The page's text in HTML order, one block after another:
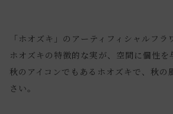
「ホオズキ」のアーティフィシャルフラ
ホオズキの特徴的な実が、空間に個性を
秋のアイコンでもあるホオズキで、秋の
さい。